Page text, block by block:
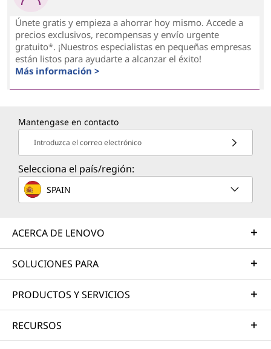
Únete gratis y empieza a ahorrar hoy mismo. Accede a
precios exclusivos, recompensas y envío urgente
gratuito*. ¡Nuestros especialistas en pequeñas empresas
están listos para ayudarte a alcanzar el éxito!
Más información >
Mantengase en contacto
Introduzca el correo electrónico
Selecciona el país/región:
SPAIN
ACERCA DE LENOVO
SOLUCIONES PARA
PRODUCTOS Y SERVICIOS
RECURSOS